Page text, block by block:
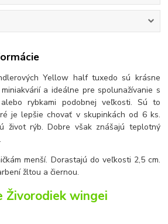
Yellow half tuxedo sú krásne
a ideálne pre spolunažívanie s
rybkami podobnej veľkosti. Sú to
je lepšie chovať v skupinkách od 6 ks.
život rýb. Dobre však znášajú teplotný
menší. Dorastajú do veľkosti 2,5 cm.
žltou a čiernou.
Živorodiek wingei